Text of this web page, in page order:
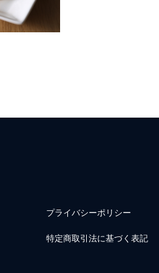
プライバシーポリシー
特定商取引法に基づく表記